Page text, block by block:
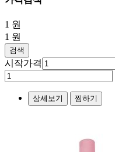
1 원
1 원
검색
시작가격
상세보기 찜하기